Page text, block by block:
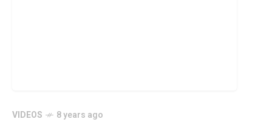
VIDEOS 8 years ago